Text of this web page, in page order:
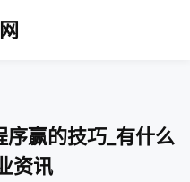
赢的技巧_有什么
资讯